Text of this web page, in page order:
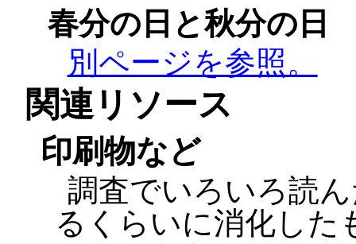
春分の日と秋分の日
別ページを参照。
関連リソース
印刷物など
調査でいろいろ読
るくらいに消化した